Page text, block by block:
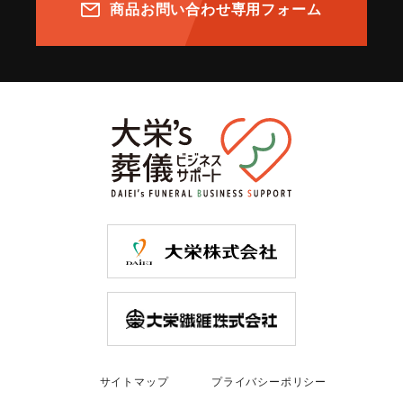
商品お問い合わせ専用フォーム
サイトマップ プライバシーポリシー